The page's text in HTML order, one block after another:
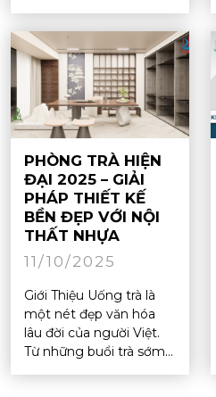
PHÒNG TRÀ HIỆN
ĐẠI 2025 – GIẢI
PHÁP THIẾT KẾ
BỀN ĐẸP VỚI NỘI
THẤT NHỰA
11/10/2025
Giới Thiệu Uống trà là
một nét đẹp văn hóa
lâu đời của người Việt.
Từ những buổi trà sớm...